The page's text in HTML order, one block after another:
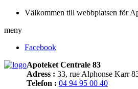
Välkommen till webbplatsen för
meny
Facebook
Apoteket Centrale 83
Adress : 33, rue Alphonse Karr
Telefon : 04 94 95 00 40